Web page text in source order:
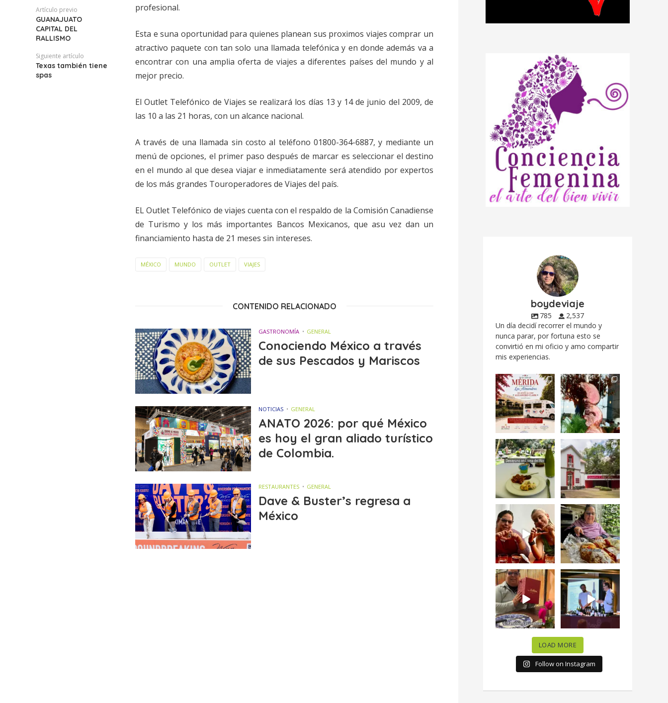
Artículo previo
GUANAJUATO
CAPITAL DEL
RALLISMO
Siguiente artículo
Texas también tiene
spas
profesional.
Esta e suna oportunidad para quienes planean sus proximos viajes comprar un
atractivo paquete con tan solo una llamada telefónica y en donde además va a
encontrar con una amplia oferta de viajes a diferentes países del mundo y al
mejor precio.
El Outlet Telefónico de Viajes se realizará los días 13 y 14 de junio del 2009, de
las 10 a las 21 horas, con un alcance nacional.
A través de una llamada sin costo al teléfono 01800-364-6887, y mediante un
menú de opciones, el primer paso después de marcar es seleccionar el destino
en el mundo al que desea viajar e inmediatamente será atendido por expertos
de los más grandes Touroperadores de Viajes del país.
EL Outlet Telefónico de viajes cuenta con el respaldo de la Comisión Canadiense
de Turismo y los más importantes Bancos Mexicanos, que asu vez dan un
financiamiento hasta de 21 meses sin intereses.
MÉXICO MUNDO OUTLET VIAJES
CONTENIDO RELACIONADO
GASTRONOMÍA GENERAL
Conociendo México a través
de sus Pescados y Mariscos
NOTICIAS GENERAL
ANATO 2026: por qué México
es hoy el gran aliado turístico
de Colombia.
RESTAURANTES GENERAL
Dave & Buster’s regresa a
México
boydeviaje
785
2,537
Un día decidí recorrer el mundo y
nunca parar, por fortuna esto se
convirtió en mi oficio y amo compartir
mis experiencias.
Siempre me mueven
las causas y comer
con causa es...
12 0
Fuimos a celebrar a
mis dos #mamás
más cercanas mi...
17 0
Levantarse, escuchar
el río correr y sentir
el...
19 0
Esta
#NochedeMuseos
en la
#QuintaColorada
el...
12 0
¡Qué desayuno tan
increíble en
@LasQuinceLetras!...
28 3
Me tocó rosca de
Tagers un
restaurante de
Avenida...
50 10
“En #Mallorca
Ciudad de México
celebramos la...
63 7
#SoaunFusionMexic
o una noche única
donde España y...
10 0
LOAD MORE
Follow on Instagram